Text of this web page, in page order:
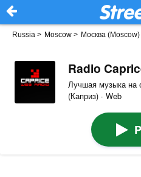
Russia > Moscow > Москва (Moscow)
Radio
Лучшая музыка на
(Каприз) · Web